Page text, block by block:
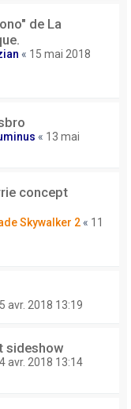
de La
« 15 mai 2018
« 13 mai
concept
Skywalker 2 « 11
avr. 2018 13:19
sideshow
avr. 2018 13:14